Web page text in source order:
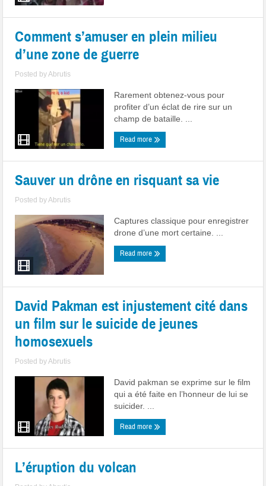
Comment s’amuser en plein milieu
d’une zone de guerre
Posted byAbrutis
Rarement obtenez-vous pour
profiter d’un éclat de rire sur un
champ de bataille. ...
Read more
Sauver un drône en risquant sa vie
Posted byAbrutis
Captures classique pour enregistrer
drone d’une mort certaine. ...
Read more
David Pakman est injustement cité dans
un film sur le suicide de jeunes
homosexuels
Posted byAbrutis
David pakman se exprime sur le film
qui a été faite en l’honneur de lui se
suicider. ...
Read more
L’éruption du volcan